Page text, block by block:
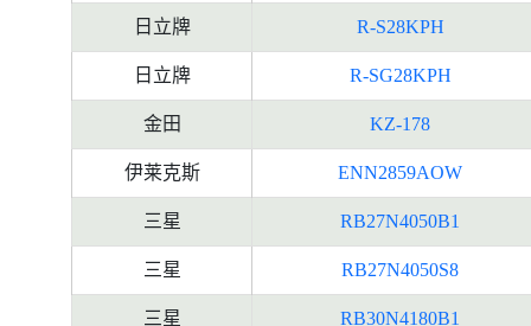
日立牌 R-S28KPH
日立牌 R-SG28KPH
金田 KZ-178
伊莱克斯 ENN2859AOW
三星 RB27N4050B1
三星 RB27N4050S8
三星 RB30N4180B1